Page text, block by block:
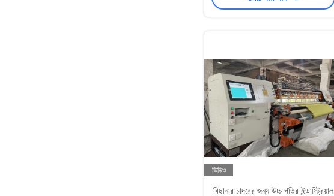
ভিডিও
বিছানার চাদরের জন্য উচ্চ গতির ইন্ডাস্ট্রিয়াল